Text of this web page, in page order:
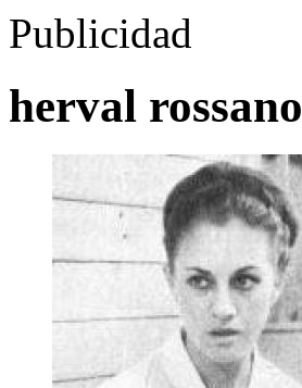
Publicidad
herval rossano